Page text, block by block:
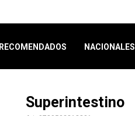
RECOMENDADOS NACIONALES
Superintestino